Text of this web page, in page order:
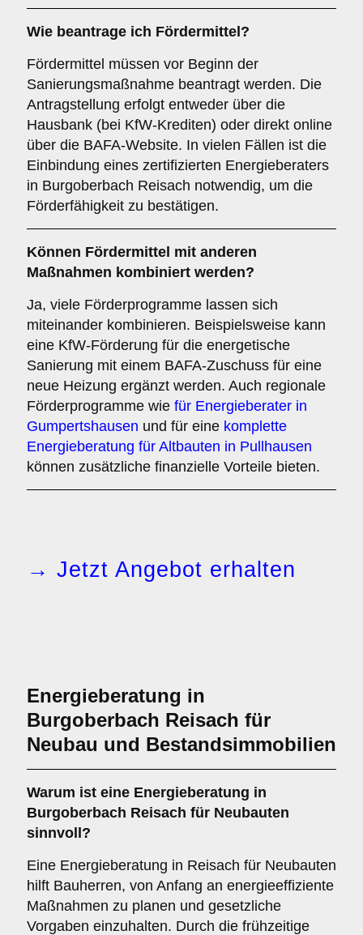
Wie beantrage ich Fördermittel?
Fördermittel müssen vor Beginn der
Sanierungsmaßnahme beantragt werden. Die
Antragstellung erfolgt entweder über die
Hausbank (bei KfW-Krediten) oder direkt online
über die BAFA-Website. In vielen Fällen ist die
Einbindung eines zertifizierten Energieberaters
in Burgoberbach Reisach notwendig, um die
Förderfähigkeit zu bestätigen.
Können Fördermittel mit anderen
Maßnahmen kombiniert werden?
Ja, viele Förderprogramme lassen sich
miteinander kombinieren. Beispielsweise kann
eine KfW-Förderung für die energetische
Sanierung mit einem BAFA-Zuschuss für eine
neue Heizung ergänzt werden. Auch regionale
Förderprogramme wie für Energieberater in
Gumpertshausen und für eine komplette
Energieberatung für Altbauten in Pullhausen
können zusätzliche finanzielle Vorteile bieten.
→ Jetzt Angebot erhalten
Energieberatung in
Burgoberbach Reisach für
Neubau und Bestandsimmobilien
Warum ist eine Energieberatung in
Burgoberbach Reisach für Neubauten
sinnvoll?
Eine Energieberatung in Reisach für Neubauten
hilft Bauherren, von Anfang an energieeffiziente
Maßnahmen zu planen und gesetzliche
Vorgaben einzuhalten. Durch die frühzeitige